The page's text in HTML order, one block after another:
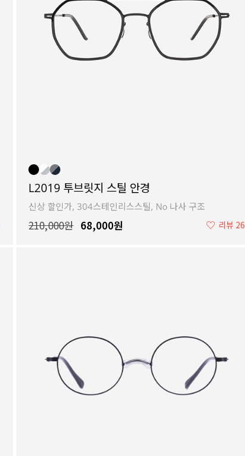
L2019 투브릿지 스틸 안경
신상 할인가, 304스테인리스스틸, No 나사 구조
210,000원 68,000원 ♡ 리뷰 26